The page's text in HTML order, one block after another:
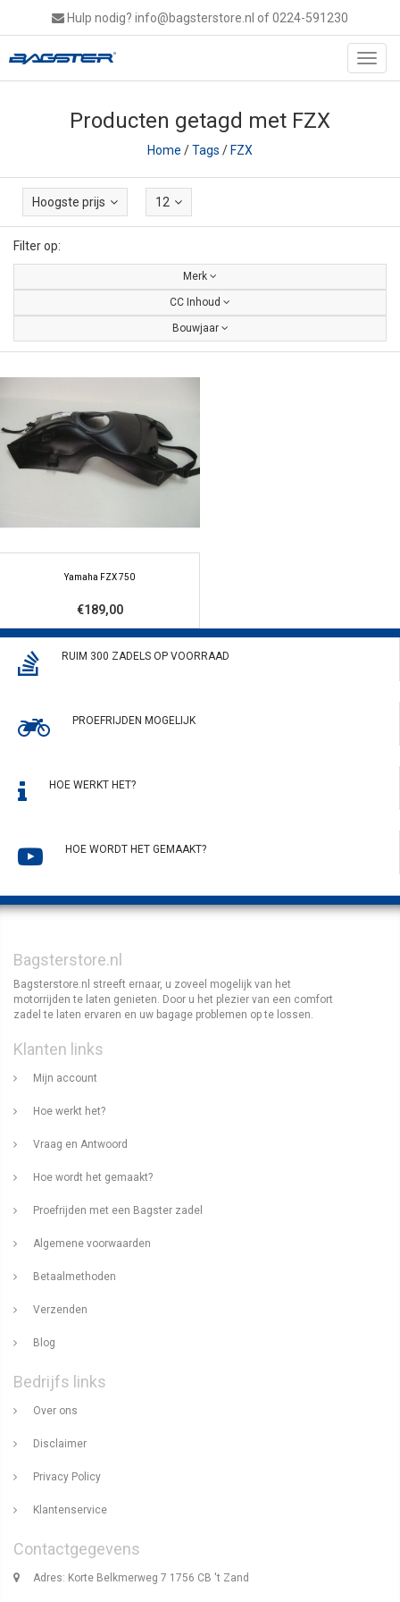
Hulp nodig? info@bagsterstore.nl of 0224-591230
Producten getagd met FZX
Home /Tags /FZX
Hoogste prijs 12
Filter op:
Merk
CC Inhoud
Bouwjaar
Yamaha FZX 750
€189,00
RUIM 300 ZADELS OP VOORRAAD
PROEFRIJDEN MOGELIJK
HOE WERKT HET?
HOE WORDT HET GEMAAKT?
Bagsterstore.nl
Bagsterstore.nl streeft ernaar, u zoveel mogelijk van het
motorrijden te laten genieten. Door u het plezier van een comfort
zadel te laten ervaren en uw bagage problemen op te lossen.
Klanten links
Mijn account
Hoe werkt het?
Vraag en Antwoord
Hoe wordt het gemaakt?
Proefrijden met een Bagster zadel
Algemene voorwaarden
Betaalmethoden
Verzenden
Blog
Bedrijfs links
Over ons
Disclaimer
Privacy Policy
Klantenservice
Contactgegevens
Adres: Korte Belkmerweg 7 1756 CB 't Zand